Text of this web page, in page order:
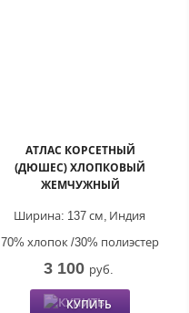
АТЛАС КОРСЕТНЫЙ
(ДЮШЕС) ХЛОПКОВЫЙ
ЖЕМЧУЖНЫЙ
Индия
Ширина: 137 см,
70% хлопок /30% полиэстер
3 100 руб.
КУПИТЬ